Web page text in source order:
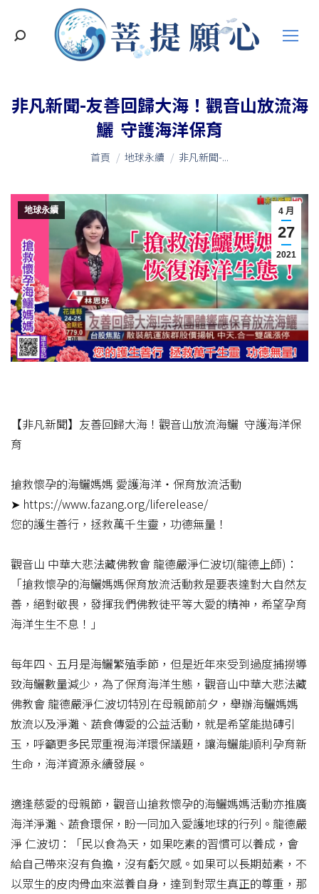
搜
非凡新聞-友善回歸大海！觀音山放流海
鱺 守護海洋保育
您在這裡：
首頁 地球永續 非凡新聞-...
4 月
27
2021
地球永續
【非凡新聞】友善回歸大海！觀音山放流海鱺 守護海洋保
育​
搶救懷孕的海鱺媽媽 愛護海洋‧保育放流活動​
➤ https://www.fazang.org/liferelease/​
您的護生善行，拯救萬千生靈，功德無量！​
觀音山 中華大悲法藏佛教會 龍德嚴淨仁波切(龍德上師)：
「搶救懷孕的海鱺媽媽保育放流活動救是要表達對大自然友
善，絕對敬畏，發揮我們佛教徒平等大愛的精神，希望孕育
海洋生生不息！」​
每年四、五月是海鱺繁殖季節，但是近年來受到過度捕撈導
致海鱺數量減少，為了保育海洋生態，觀音山中華大悲法藏
佛教會 龍德嚴淨仁波切特別在母親節前夕，舉辦海鱺媽媽
放流以及淨灘、蔬食傳愛的公益活動，就是希望能拋磚引
玉，呼籲更多民眾重視海洋環保議題，讓海鱺能順利孕育新
生命，海洋資源永續發展。​
適逢慈愛的母親節，觀音山搶救懷孕的海鱺媽媽活動亦推廣
海洋淨灘、蔬食環保，盼一同加入愛護地球的行列。龍德嚴
淨 仁波切：「民以食為天，如果吃素的習慣可以養成，會
給自己帶來沒有負擔，沒有虧欠感。如果可以長期茹素，不
以眾生的皮肉骨血來滋養自身，達到對眾生真正的尊重，那